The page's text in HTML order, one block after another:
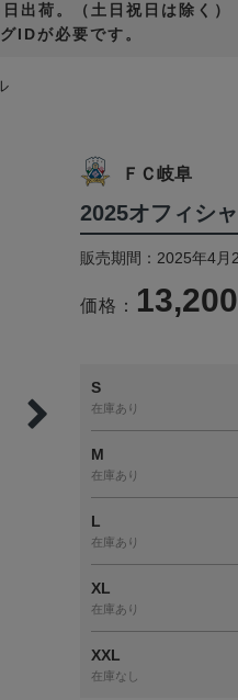
出荷。（土日祝日は除く）
IDが必要です。
ＦＣ岐阜
2025オフィシ
販売期間：2025年4月
価格：
S
在庫あり
M
在庫あり
L
在庫あり
XL
在庫あり
XXL
在庫なし